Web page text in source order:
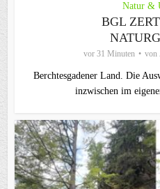
Natur &
BGL
vor 31 Minuten von
Berchtesgadener Land. Die
inzwischen im